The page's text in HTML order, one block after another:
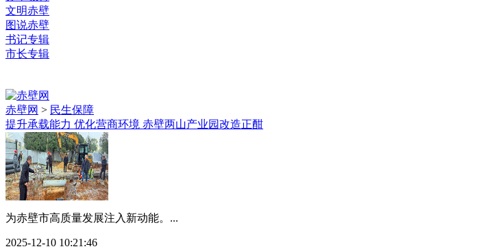
文明赤壁
图说赤壁
书记专辑
市长专辑
赤壁网 > 民生保障
提升承载能力 优化营商环境 赤壁两山产业园改造正酣
为赤壁市高质量发展注入新动能。...
2025-12-10 10:21:46